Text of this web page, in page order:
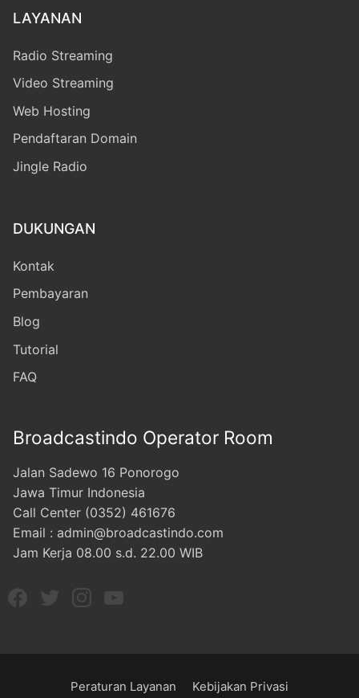
LAYANAN
Radio Streaming
Video Streaming
Web Hosting
Pendaftaran Domain
Jingle Radio
DUKUNGAN
Kontak
Pembayaran
Blog
Tutorial
FAQ
Broadcastindo Operator Room
Jalan Sadewo 16 Ponorogo
Jawa Timur Indonesia
Call Center (0352) 461676
Email : admin@broadcastindo.com
Jam Kerja 08.00 s.d. 22.00 WIB
Peraturan Layanan Kebijakan Privasi